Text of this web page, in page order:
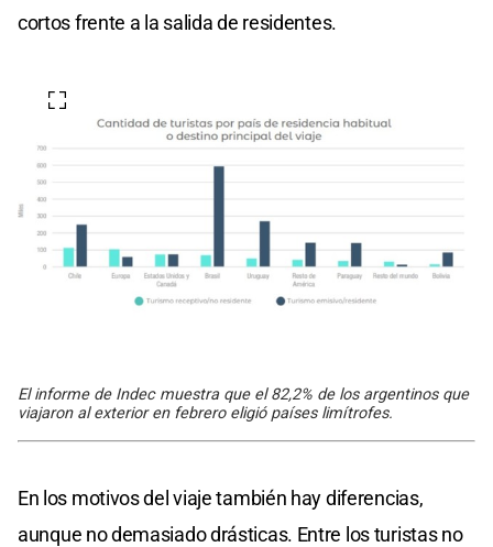
cortos frente a la salida de residentes.
El informe de Indec muestra que el 82,2% de los argentinos que
viajaron al exterior en febrero eligió países limítrofes.
En los motivos del viaje también hay diferencias,
aunque no demasiado drásticas. Entre los turistas no